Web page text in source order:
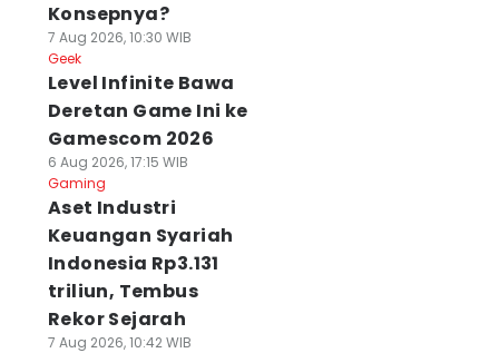
Konsepnya?
7 Aug 2026, 10:30 WIB
Geek
Level Infinite Bawa
Deretan Game Ini ke
Gamescom 2026
6 Aug 2026, 17:15 WIB
Gaming
Aset Industri
Keuangan Syariah
Indonesia Rp3.131
triliun, Tembus
Rekor Sejarah
7 Aug 2026, 10:42 WIB